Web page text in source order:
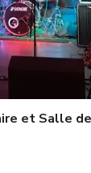
et Salle